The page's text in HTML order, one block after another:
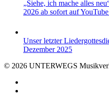
„Siehe, ich mache alles
2026 ab sofort auf
Unser letzter
Dezember 2025
© 2026 UNTERWEGS